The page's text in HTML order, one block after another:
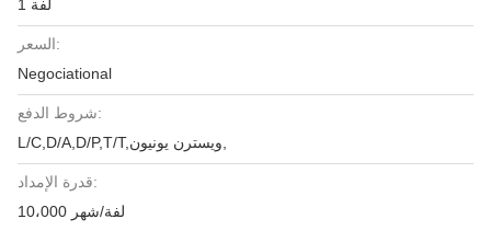
1 لفة
السعر:
Negociational
شروط الدفع:
قدرة الإمداد:
10،000 لفة/شهر